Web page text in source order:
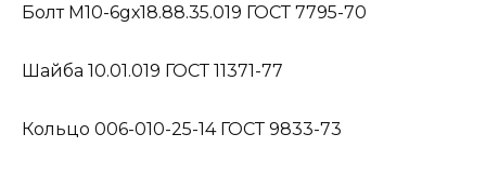
Болт М10-6gх18.88.35.019 ГОСТ 7795-70
Шайба 10.01.019 ГОСТ 11371-77
Кольцо 006-010-25-14 ГОСТ 9833-73